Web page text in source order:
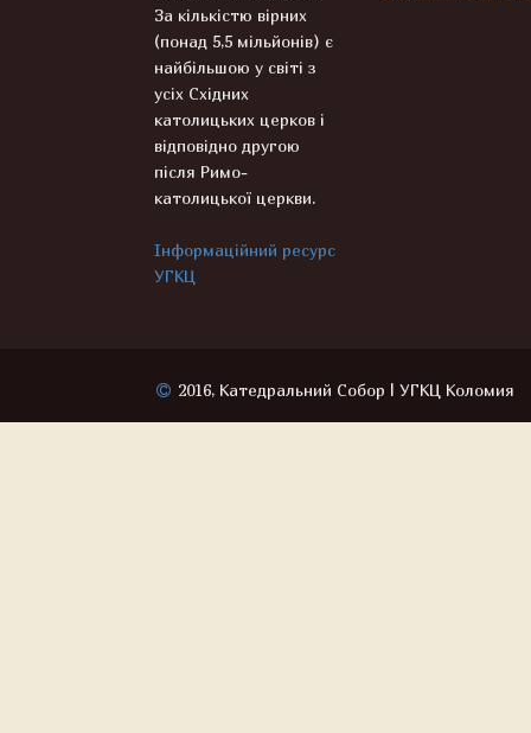
За кількістю вірних
(понад 5,5 мільйонів) є
найбільшою у світі з
усіх Східних
католицьких церков і
відповідно другою
після Римо-
католицької церкви.
Інформаційний ресурс
УГКЦ
2016, Катедральний Собор | УГКЦ Коломия